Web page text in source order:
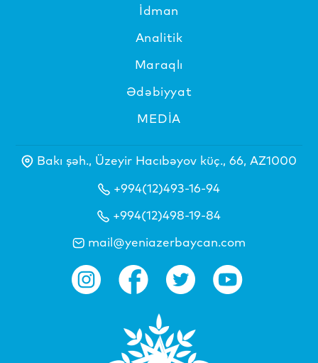
İdman
Analitik
Maraqlı
Ədəbiyyat
MEDİA
Bakı şəh., Üzeyir Hacıbəyov küç., 66, AZ1000
+994(12)493-16-94
+994(12)498-19-84
mail@yeniazerbaycan.com